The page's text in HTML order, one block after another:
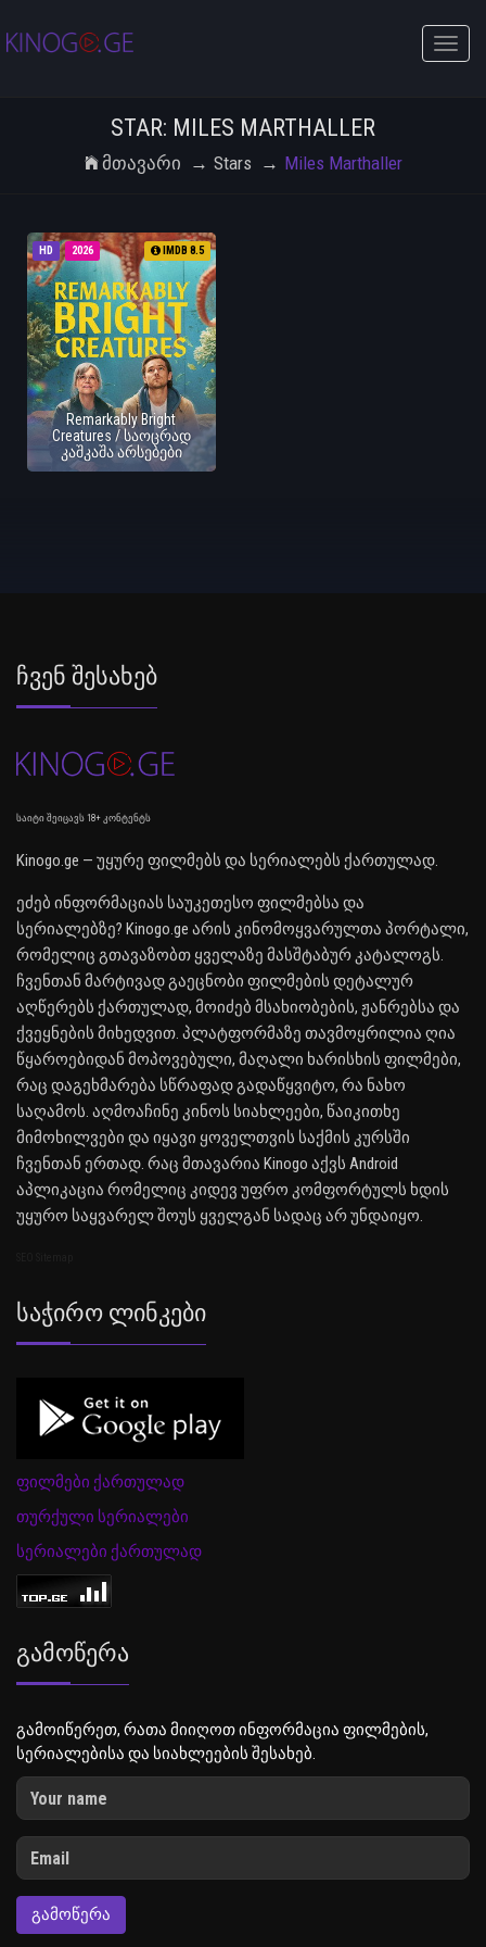
Toggle
STAR: MILES MARTHALLER
Მთავარი Stars Miles Marthaller
HD 2026 IMDB 8.5
Remarkably Bright
Creatures / საოცრად
კაშკაშა არსებები
Ჩვენ Შესახებ
საიტი შეიცავს 18+ კონტენტს
Kinogo.ge — უყურე ფილმებს და სერიალებს ქართულად.
ეძებ ინფორმაციას საუკეთესო ფილმებსა და
სერიალებზე? Kinogo.ge არის კინომოყვარულთა პორტალი,
რომელიც გთავაზობთ ყველაზე მასშტაბურ კატალოგს.
ჩვენთან მარტივად გაეცნობი ფილმების დეტალურ
აღწერებს ქართულად, მოიძებ მსახიობების, ჟანრებსა და
ქვეყნების მიხედვით. პლატფორმაზე თავმოყრილია ღია
წყაროებიდან მოპოვებული, მაღალი ხარისხის ფილმები,
რაც დაგეხმარება სწრაფად გადაწყვიტო, რა ნახო
საღამოს. აღმოაჩინე კინოს სიახლეები, წაიკითხე
მიმოხილვები და იყავი ყოველთვის საქმის კურსში
ჩვენთან ერთად. რაც მთავარია Kinogo აქვს Android
აპლიკაცია რომელიც კიდევ უფრო კომფორტულს ხდის
უყურო საყვარელ შოუს ყველგან სადაც არ უნდაიყო.
Საჭირო Ლინკები
ფილმები ქართულად
თურქული სერიალები
სერიალები ქართულად
Გამოწერა
გამოიწერეთ, რათა მიიღოთ ინფორმაცია ფილმების,
სერიალებისა და სიახლეების შესახებ.
ᲒᲐᲛᲝᲬᲔᲠᲐ